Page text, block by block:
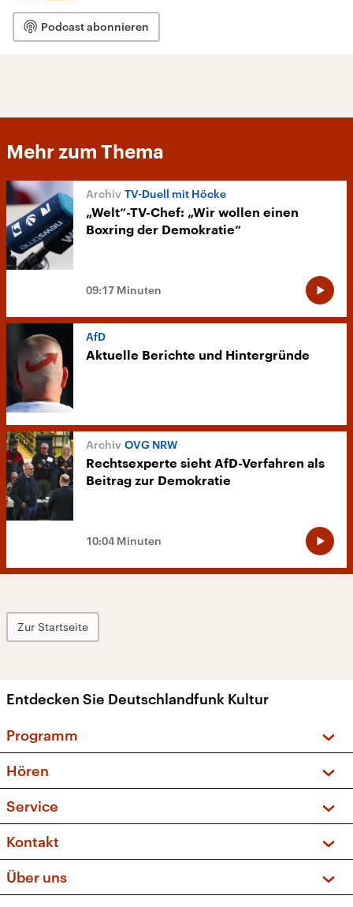
Podcast abonnieren
Mehr zum Thema
TV-Duell mit Höcke
„Welt“-TV-Chef: „Wir wollen einen
Boxring der Demokratie“
09:17 Minuten
AfD
Aktuelle Berichte und Hintergründe
OVG NRW
Rechtsexperte sieht AfD-Verfahren als
Beitrag zur Demokratie
10:04 Minuten
Zur Startseite
Entdecken Sie Deutschlandfunk Kultur
Programm
Sendungen und Podcasts
Musikliste
Kakadu – Das Kinderprogramm
Hören
Frequenzen (UKW + DAB+)
Service
FAQ
Apps
Newsletter
Kontakt
Social Media
Über uns